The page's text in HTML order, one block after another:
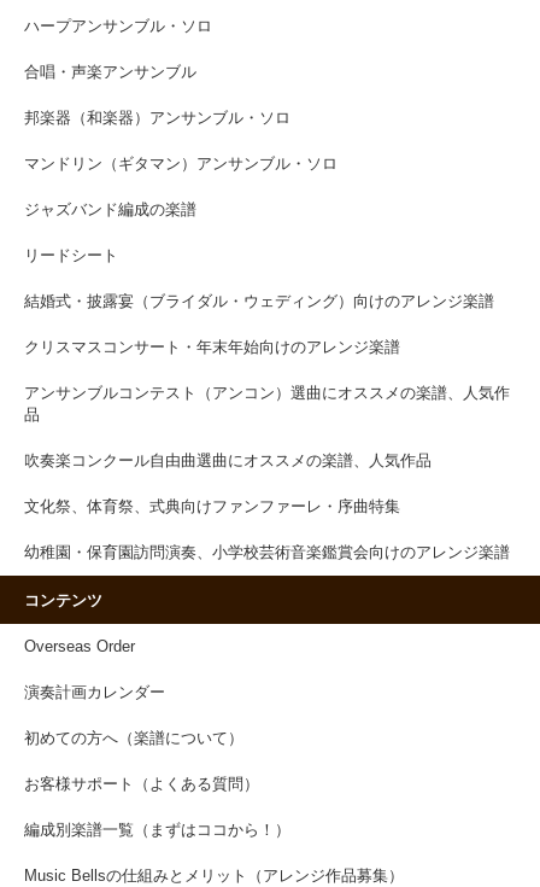
ハープアンサンブル・ソロ
合唱・声楽アンサンブル
邦楽器（和楽器）アンサンブル・ソロ
マンドリン（ギタマン）アンサンブル・ソロ
ジャズバンド編成の楽譜
リードシート
結婚式・披露宴（ブライダル・ウェディング）向けのアレンジ楽譜
クリスマスコンサート・年末年始向けのアレンジ楽譜
アンサンブルコンテスト（アンコン）選曲にオススメの楽譜、人気作
品
吹奏楽コンクール自由曲選曲にオススメの楽譜、人気作品
文化祭、体育祭、式典向けファンファーレ・序曲特集
幼稚園・保育園訪問演奏、小学校芸術音楽鑑賞会向けのアレンジ楽譜
コンテンツ
Overseas Order
演奏計画カレンダー
初めての方へ（楽譜について）
お客様サポート（よくある質問）
編成別楽譜一覧（まずはココから！）
Music Bellsの仕組みとメリット（アレンジ作品募集）